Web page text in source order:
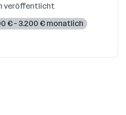
veröffentlicht
€ – 3.200 € monatlich